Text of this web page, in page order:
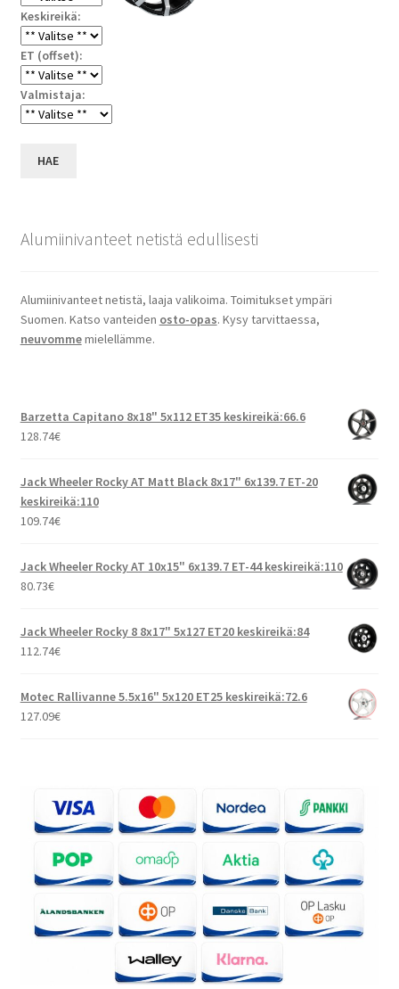
Keskireikä:
ET (offset):
Valmistaja:
HAE
Alumiinivanteet netistä edullisesti
Alumiinivanteet netistä, laaja valikoima. Toimitukset ympäri
Suomen. Katso vanteiden osto-opas. Kysy tarvittaessa,
neuvommemielellämme.
Barzetta Capitano 8x18" 5x112 ET35 keskireikä:66.6
128.74€
Jack Wheeler Rocky AT Matt Black 8x17" 6x139.7 ET-20
keskireikä:110
109.74€
Jack Wheeler Rocky AT 10x15" 6x139.7 ET-44 keskireikä:110
80.73€
Jack Wheeler Rocky 8 8x17" 5x127 ET20 keskireikä:84
112.74€
Motec Rallivanne 5.5x16" 5x120 ET25 keskireikä:72.6
127.09€